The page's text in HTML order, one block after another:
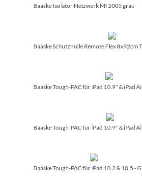
Baaske Isolator Netzwerk MI 2005 grau
Baaske Schutzhülle Remote Flex 8x92cm
Baaske Tough-PAC für iPad 10.9" & iPad
Baaske Tough-PAC für iPad 10.9" & iPad
Baaske Tough-PAC für iPad 10.2 & 10.5 -